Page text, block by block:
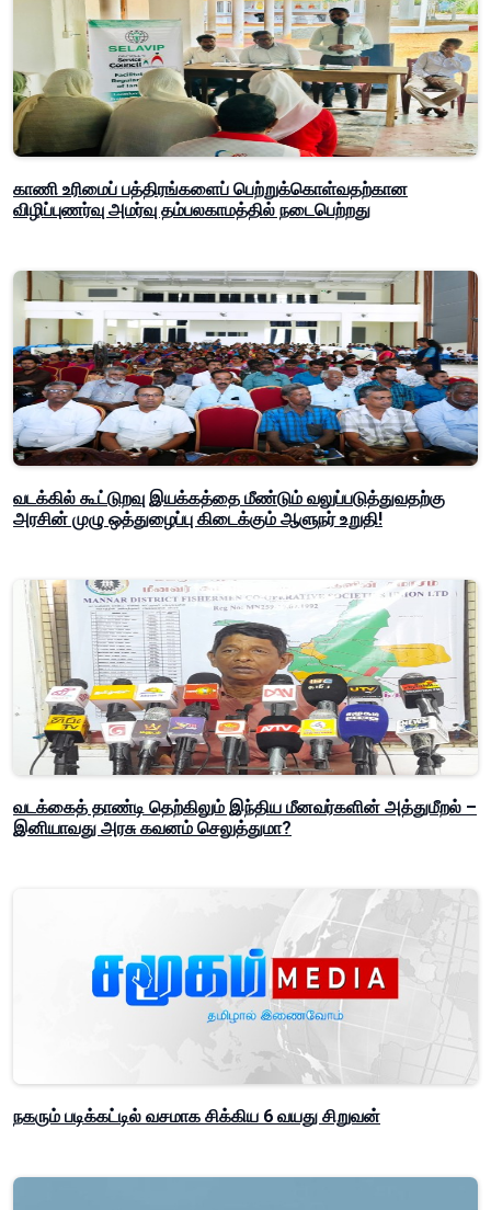
காணி உரிமைப் பத்திரங்களைப் பெற்றுக்கொள்வதற்கான
விழிப்புணர்வு அமர்வு தம்பலகாமத்தில் நடைபெற்றது
வடக்கில் கூட்டுறவு இயக்கத்தை மீண்டும் வலுப்படுத்துவதற்கு
அரசின் முழு ஒத்துழைப்பு கிடைக்கும் ஆளுநர் உறுதி!
வடக்கைத் தாண்டி தெற்கிலும் இந்திய மீனவர்களின் அத்துமீறல் –
இனியாவது அரசு கவனம் செலுத்துமா?
நகரும் படிக்கட்டில் வசமாக சிக்கிய 6 வயது சிறுவன்